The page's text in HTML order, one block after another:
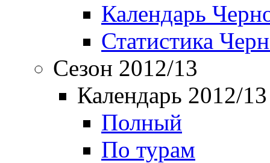
Календарь
Статистика
Сезон 2012/13
Календарь 2012/13
Полный
По турам